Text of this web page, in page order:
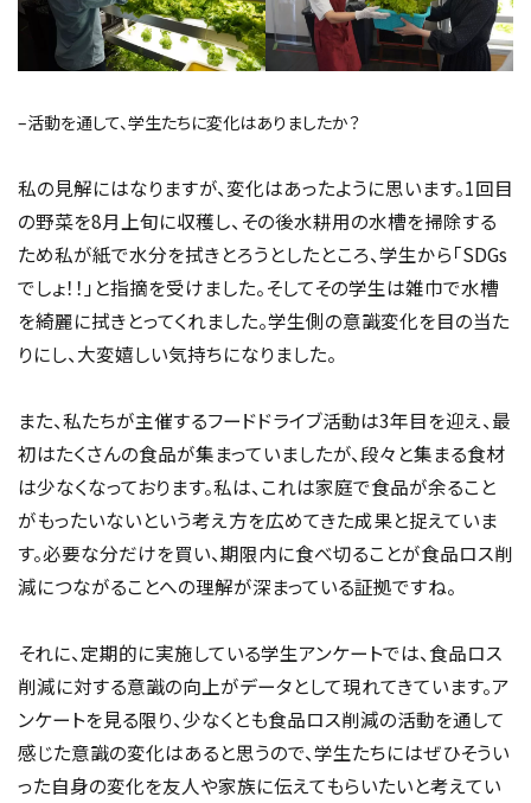
–活動を通して、学生たちに変化はありましたか？
私の見解にはなりますが、変化はあったように思います。1回目
の野菜を8月上旬に収穫し、その後水耕用の水槽を掃除する
ため私が紙で水分を拭きとろうとしたところ、学生から「SDGs
でしょ！！」と指摘を受けました。そしてその学生は雑巾で水槽
を綺麗に拭きとってくれました。学生側の意識変化を目の当た
りにし、大変嬉しい気持ちになりました。
また、私たちが主催するフードドライブ活動は3年目を迎え、最
初はたくさんの食品が集まっていましたが、段々と集まる食材
は少なくなっております。私は、これは家庭で食品が余ること
がもったいないという考え方を広めてきた成果と捉えていま
す。必要な分だけを買い、期限内に食べ切ることが食品ロス削
減につながることへの理解が深まっている証拠ですね。
それに、定期的に実施している学生アンケートでは、食品ロス
削減に対する意識の向上がデータとして現れてきています。ア
ンケートを見る限り、少なくとも食品ロス削減の活動を通して
感じた意識の変化はあると思うので、学生たちにはぜひそうい
った自身の変化を友人や家族に伝えてもらいたいと考えてい